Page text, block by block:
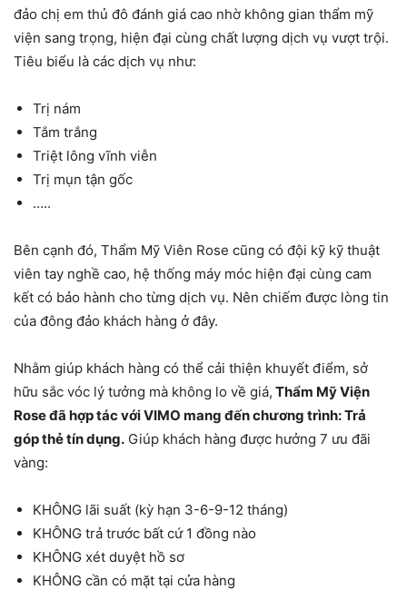
đảo chị em thủ đô đánh giá cao nhờ không gian thẩm mỹ
viện sang trọng, hiện đại cùng chất lượng dịch vụ vượt trội.
Tiêu biểu là các dịch vụ như:
Trị nám
Tắm trắng
Triệt lông vĩnh viễn
Trị mụn tận gốc
…..
Bên cạnh đó, Thẩm Mỹ Viên Rose cũng có đội kỹ kỹ thuật
viên tay nghề cao, hệ thống máy móc hiện đại cùng cam
kết có bảo hành cho từng dịch vụ. Nên chiếm được lòng tin
của đông đảo khách hàng ở đây.
Nhằm giúp khách hàng có thể cải thiện khuyết điểm, sở
hữu sắc vóc lý tưởng mà không lo về giá, Thẩm Mỹ Viện
Rose đã hợp tác với VIMO mang đến chương trình: Trả
góp thẻ tín dụng. Giúp khách hàng được hưởng 7 ưu đãi
vàng:
KHÔNG lãi suất (kỳ hạn 3-6-9-12 tháng)
KHÔNG trả trước bất cứ 1 đồng nào
KHÔNG xét duyệt hồ sơ
KHÔNG cần có mặt tại cửa hàng